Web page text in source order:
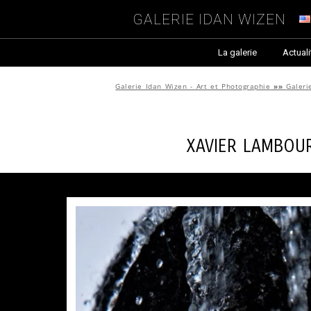
Galerie Idan Wizen
La galerie
Galerie Idan Wizen - Art et Photographie »»
Xavier